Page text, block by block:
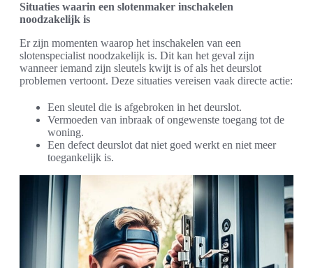
Situaties waarin een slotenmaker inschakelen
noodzakelijk is
Er zijn momenten waarop het inschakelen van een
slotenspecialist noodzakelijk is. Dit kan het geval zijn
wanneer iemand zijn sleutels kwijt is of als het deurslot
problemen vertoont. Deze situaties vereisen vaak directe actie:
Een sleutel die is afgebroken in het deurslot.
Vermoeden van inbraak of ongewenste toegang tot de
woning.
Een defect deurslot dat niet goed werkt en niet meer
toegankelijk is.